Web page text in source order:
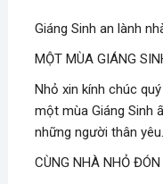
Giáng Sinh an lành
MỘT MÙA GIÁNG
Nhỏ xin kính chúc
một mùa Giáng Sinh
những người thân yêu.
CÙNG NHÀ NHỎ